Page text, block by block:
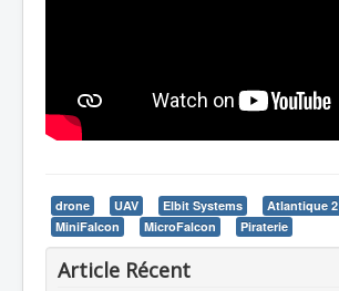
drone UAV Elbit Systems Atlantique 2
MiniFalcon
MicroFalcon Piraterie
Article Récent